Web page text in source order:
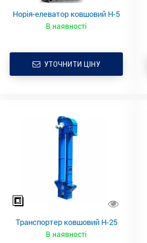
Норія-елеватор ковшовий Н-5
В наявності
УТОЧНИТИ ЦІНУ
Транспортер ковшовий Н-25
В наявності